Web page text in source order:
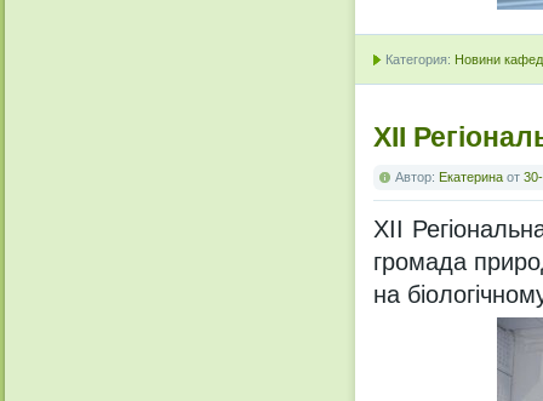
Категория: Новини
ХІІ
Автор: Екатерина от
ХІІ
громада
на